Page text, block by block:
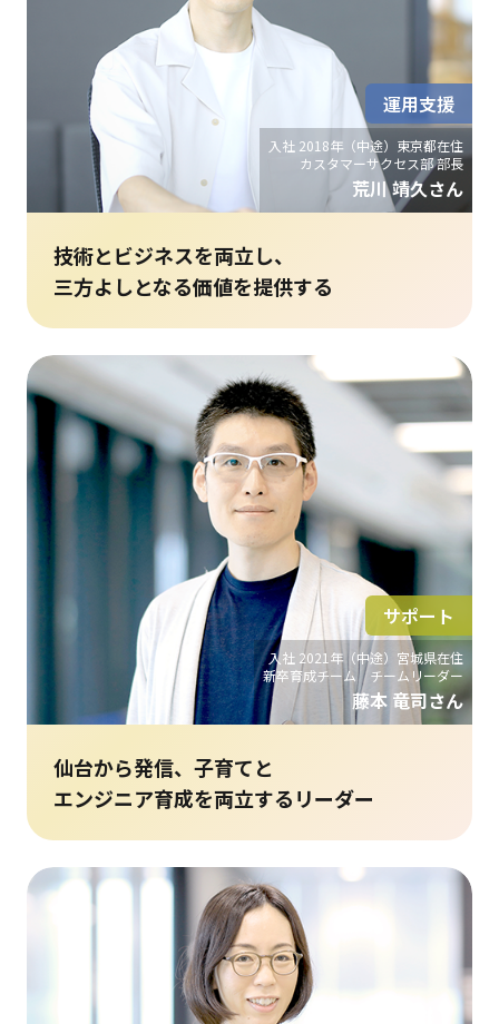
入社 2018年（中途）東京都在住
カスタマーサクセス部 部長
荒川 靖久さん
運用支援
技術とビジネスを両立し、
三方よしとなる価値を提供する
入社 2021年（中途）宮城県在住
新卒育成チーム チームリーダー
藤本 竜司さん
サポート
仙台から発信、子育てと
エンジニア育成を両立するリーダー